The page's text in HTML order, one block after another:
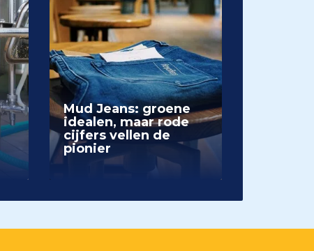
Mud Jeans: groene
idealen, maar rode
cijfers vellen de
pionier